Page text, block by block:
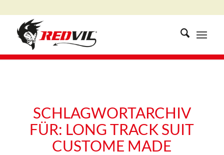
SCHLAGWORTARCHIV
FÜR: LONG TRACK SUIT
CUSTOME MADE